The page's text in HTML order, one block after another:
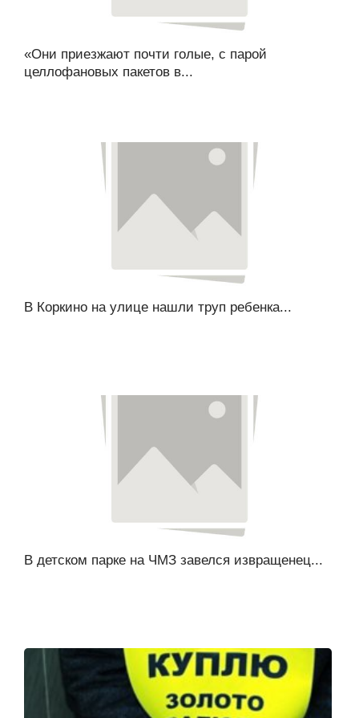
«Они приезжают почти голые, с парой
целлофановых пакетов в...
В Коркино на улице нашли труп ребенка...
В детском парке на ЧМЗ завелся извращенец...